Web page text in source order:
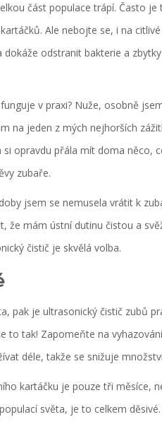
část populace trápí. Často
Ale nebojte se, i na
odstranit bakterie a
v praxi? Nuže, osobně
na jeden z mých nejhorších
opravdu přála mít doma něco,
zubaře.
jsem se nemusela vrátit k
že mám ústní dutinu čistou a
čistič je skvělá volba.
pak je ultrasonický čistič zubů
to tak! Zapomeňte na
déle, takže se snižuje
kartáčku je pouze tři měsíce,
světa, je to celkem